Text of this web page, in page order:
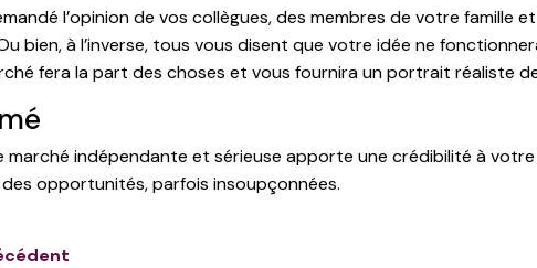
l’opinion de vos collègues, des membres de votre
bien, à l’inverse, tous vous disent que votre idée ne
fera la part des choses et vous fournira un portrait réaliste
marché indépendante et sérieuse apporte une crédibilité à
opportunités, parfois insoupçonnées.